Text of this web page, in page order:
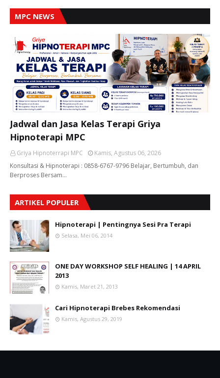
MPC NEWS
Jadwal dan Jasa Kelas Terapi Griya
Hipnoterapi MPC
Griya Hipnoterrapi MPC
Kamis, Agustus 06, 2026
Konsultasi & Hipnoterapi : 0858-6767-9796 Belajar, Bertumbuh, dan
Berproses Bersam…
ARTIKEL POPULER
Hipnoterapi | Pentingnya Sesi Pra Terapi
Selasa, Mei 06, 2014
ONE DAY WORKSHOP SELF HEALING | 14 APRIL
2013
Kamis, Maret 21, 2013
Cari Hipnoterapi Brebes Rekomendasi
Kamis, Agustus 29, 2019